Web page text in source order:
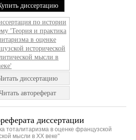
диссертацию
диссертацию
автореферат
диссертации
тоталитаризма в оценке французской
мысли в XX веке"